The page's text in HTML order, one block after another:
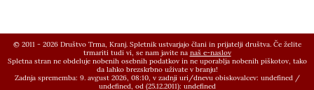
© 2011 - 2026 Društvo Trma, Kranj. Spletnik ustvarjajo člani in prijatelji društva. Če želite
trmariti tudi vi, se nam javite na naš e-naslov
Spletna stran ne obdeluje nobenih osebnih podatkov in ne uporablja nobenih piškotov, tako
da lahko brezskrbno uživate v branju!
Zadnja sprememba: 9. avgust 2026, 08:10, v zadnji uri/dnevu obiskovalcev: undefined/
undefined, od (25.12.2011): undefined